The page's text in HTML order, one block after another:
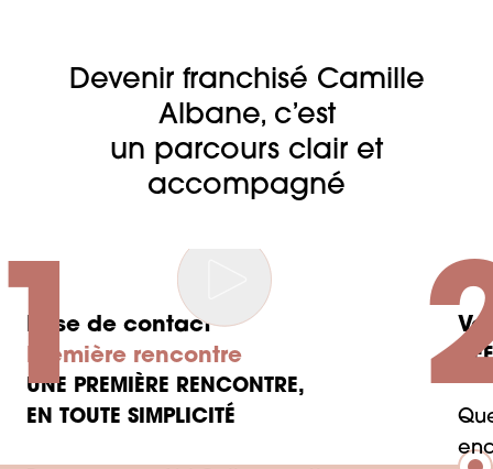
Devenir franchisé Camille
Albane, c’est
un parcours clair et
accompagné
Prise de contact
Première rencontre
UNE PREMIÈRE RENCONTRE,
EN TOUTE SIMPLICITÉ